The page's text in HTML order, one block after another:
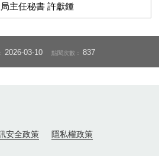
主任秘書 許獻鍾
2026-03-10 點閱次數：837
安全政策 隱私權政策